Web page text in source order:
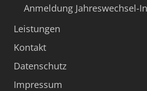
Anmeldung Jahreswechsel-
Leistungen
Kontakt
Datenschutz
Impressum